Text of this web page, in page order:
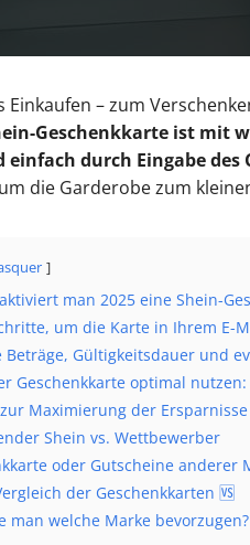
Einkaufen – zum
Geschenkkarte ist mit
durch Eingabe des
die Garderobe zum
man 2025 eine Shein-
um die Karte in Ihrem E-
Beträge, Gültigkeitsdauer und
Geschenkkarte optimal
Maximierung der Ersparnisse
Shein vs. Wettbewerber
oder Gutscheine anderer
der Geschenkkarten 🆚
man welche Marke